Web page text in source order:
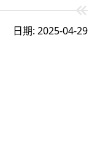
日期: 2025-04-29